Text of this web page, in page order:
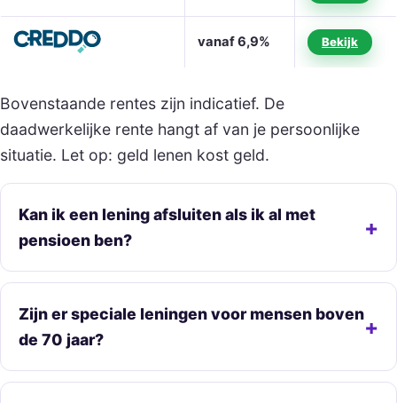
vanaf 6,9% Bekijk
Bovenstaande rentes zijn indicatief. De
daadwerkelijke rente hangt af van je persoonlijke
situatie. Let op: geld lenen kost geld.
Kan ik een lening afsluiten als ik al met
pensioen ben?
Zijn er speciale leningen voor mensen boven
de 70 jaar?